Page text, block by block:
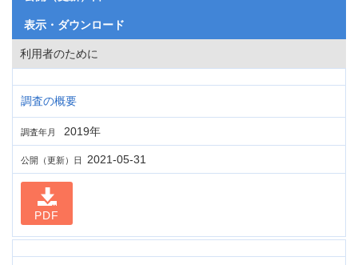
表示・ダウンロード
利用者のために
調査の概要
調査年月 2019年
公開（更新）日 2021-05-31
PDF